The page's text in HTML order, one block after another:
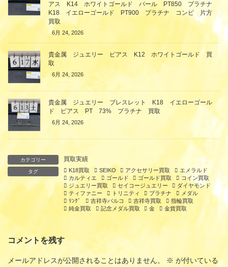
アス K14 ホワイトゴールド パール PT850 プラチナ
K18 イエローゴールド PT900 プラチナ コンビ 片方
買取
6月 24, 2026
貴金属 ジュエリー ピアス K12 ホワイトゴールド 買
取
6月 24, 2026
貴金属 ジュエリー ブレスレット K18 イエローゴール
ド ピアス PT 73% プラチナ 買取
6月 24, 2026
カテゴリー 買取実績
タグ K18買取 SEIKO アクセサリー買取
エメラルド
カルティエ
ゴールド ゴールド買取
コイン買取
ジュエリー買取
セイコージュエリー
ダイヤモンド
ティファニー
トリニティ プラチナ
メダル
ﾘﾝｸﾞ
吉祥寺パルコ 吉祥寺買取
指輪買取
純金買取
記念メダル買取 金 金貨買取
コメントを残す
メールアドレスが公開されることはありません。 ※ が付いている